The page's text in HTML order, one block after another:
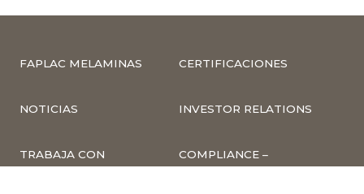
FAPLAC MELAMINAS CERTIFICACIONES
NOTICIAS INVESTOR RELATIONS
TRABAJA CON
NOSOTROS
COMPLIANCE –
DENUNCIAS